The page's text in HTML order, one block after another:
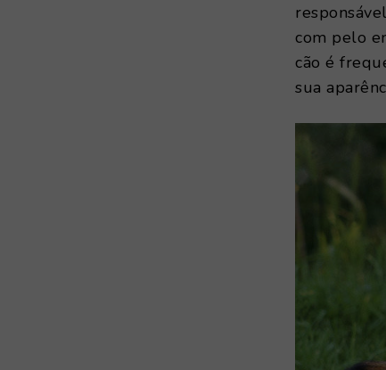
com pelo
cão é
sua